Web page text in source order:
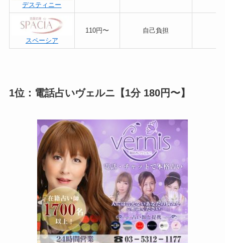
デスティニー
スペーシア
110円〜 自己負担
1位：電話占いヴェルニ【1分 180円〜】